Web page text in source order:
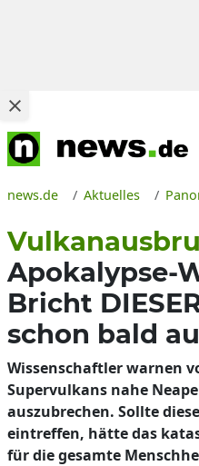
news.de Aktuelles
Apokalypse-
Bricht
schon bald
Wissenschaftler warnen
Supervulkans nahe
auszubrechen. Sollte
eintreffen, hätte das
für die gesamte